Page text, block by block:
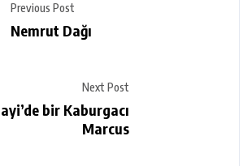
Previous Post
Nemrut Dağı
Next Post
bir Kaburgacı
Marcus